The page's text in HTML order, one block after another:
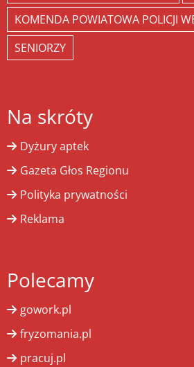
KOMENDA POWIATOWA POLICJI
SENIORZY
Na skróty
Dyżury aptek
Gazeta Głos Regionu
Polityka prywatności
Reklama
Polecamy
gowork.pl
fryzomania.pl
pracuj.pl